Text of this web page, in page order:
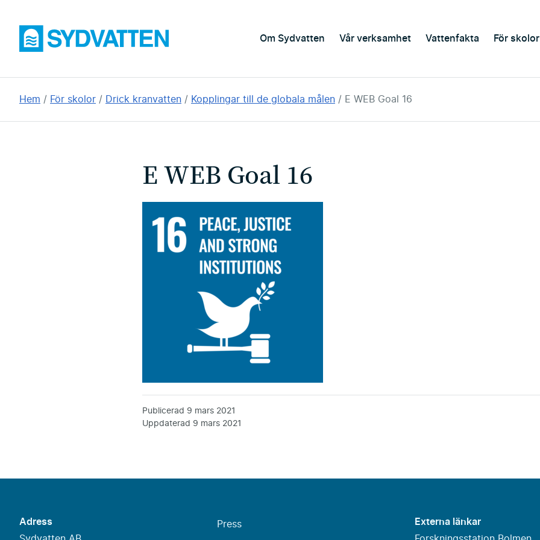
huvudinnehållet
Sydvatten Om Sydvatten Vår verksamhet Vattenfakta För skolor
Du
Hem För skolor Drick kranvatten Kopplingar till de globala målen E WEB Goal 16
E WEB Goal 16
Publicerad 9 mars 2021
Uppdaterad 9 mars 2021
Adress
Press
Externa länkar